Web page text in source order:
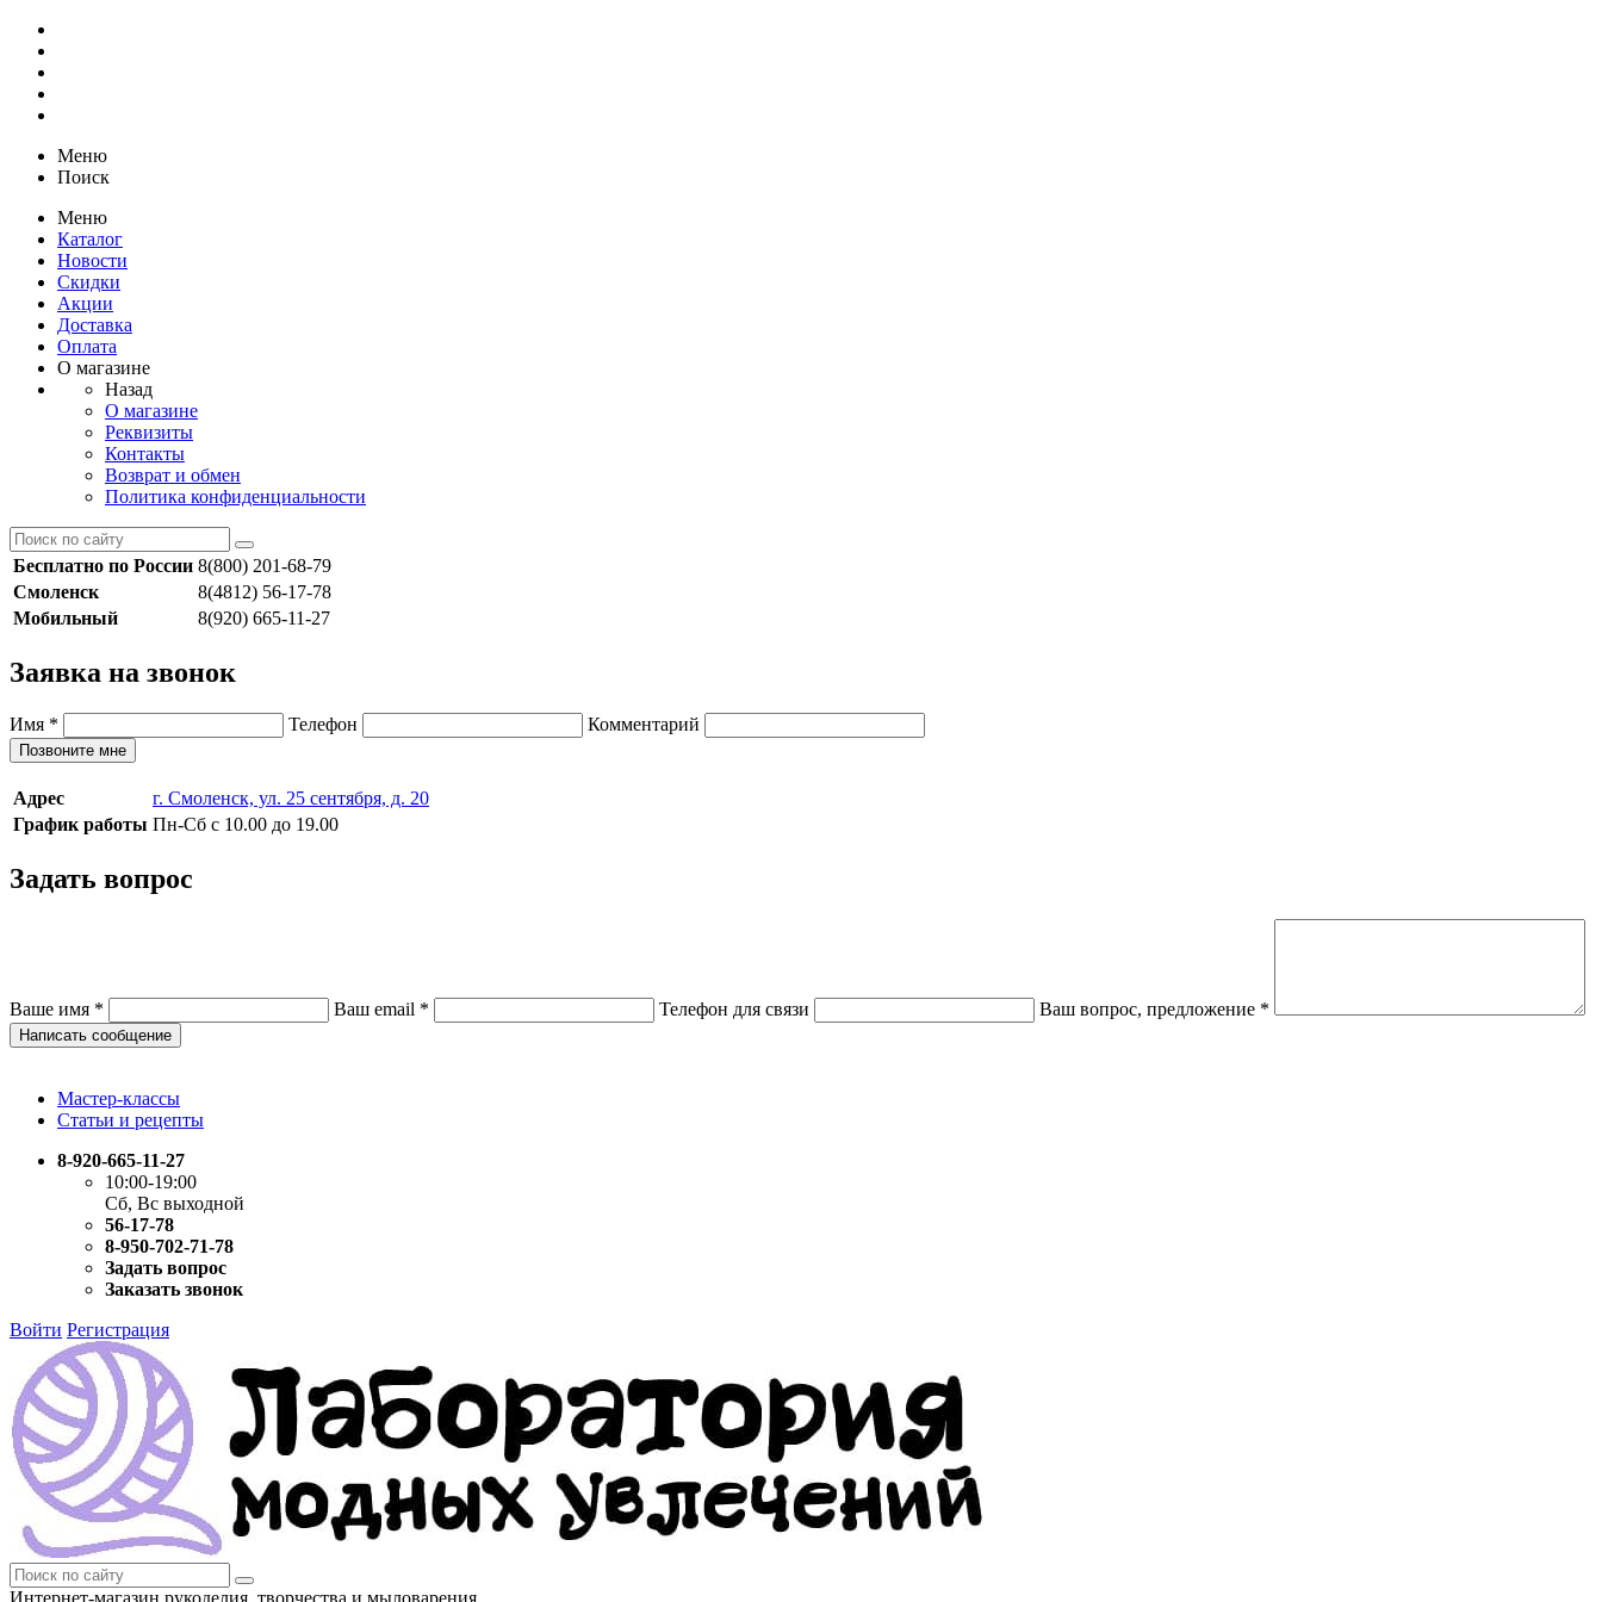
Меню
Поиск
Меню
Каталог
Новости
Скидки
Акции
Доставка
Оплата
О магазине
Назад
О магазине
Реквизиты
Контакты
Возврат и обмен
Политика конфиденциальности
Бесплатно по России 8(800) 201-68-79
Смоленск
8(4812) 56-17-78
Мобильный
8(920) 665-11-27
Заявка на звонок
Имя * Телефон Комментарий
Позвоните мне
Адрес
г. Смоленск, ул. 25 сентября, д. 20
График работы Пн-Сб с 10.00 до 19.00
Задать вопрос
Ваше имя * Ваш email * Телефон для связи Ваш вопрос, предложение *
Написать сообщение
Мастер-классы
Статьи и рецепты
8-920-665-11-27
10:00-19:00
Сб, Вс выходной
56-17-78
8-950-702-71-78
Задать вопрос
Заказать звонок
Войти Регистрация
Интернет-магазин рукоделия, творчества и мыловарения.